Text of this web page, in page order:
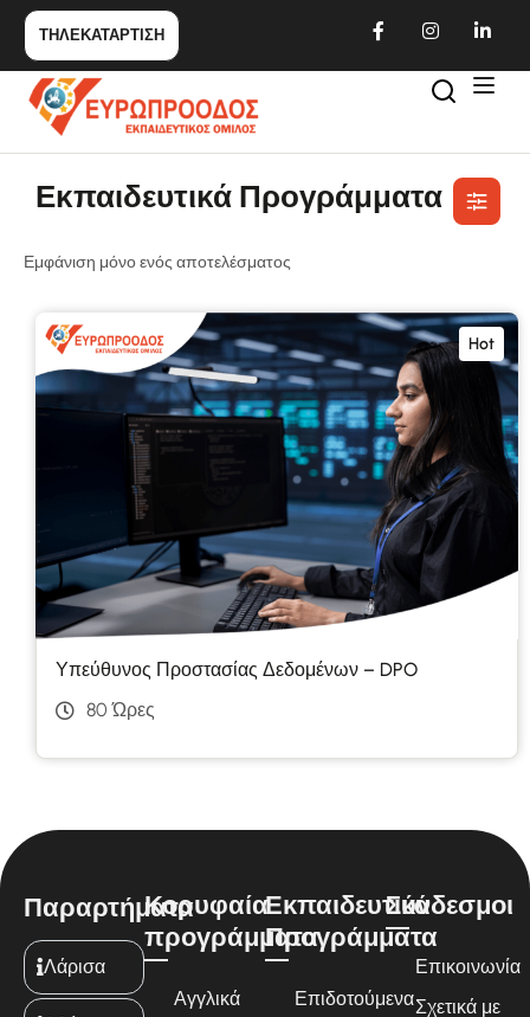
ΤΗΛΕΚΑΤΑΡΤΙΣΗ
Εκπαιδευτικά Προγράμματα
Εμφάνιση μόνο ενός αποτελέσματος
Hot
Υπεύθυνος Προστασίας Δεδομένων – DPO
80 Ώρες
Παραρτήματα
Λάρισα
Κορυφαία
προγράμματα
Αγγλικά
Εκπαιδευτικά
Προγράμματα
Επιδοτούμενα
Σύνδεσμοι
Επικοινωνία
Σχετικά με